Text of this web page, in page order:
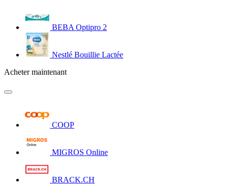
BEBA Optipro 2
Nestlé Bouillie Lactée
Acheter maintenant
COOP
MIGROS Online
BRACK.CH